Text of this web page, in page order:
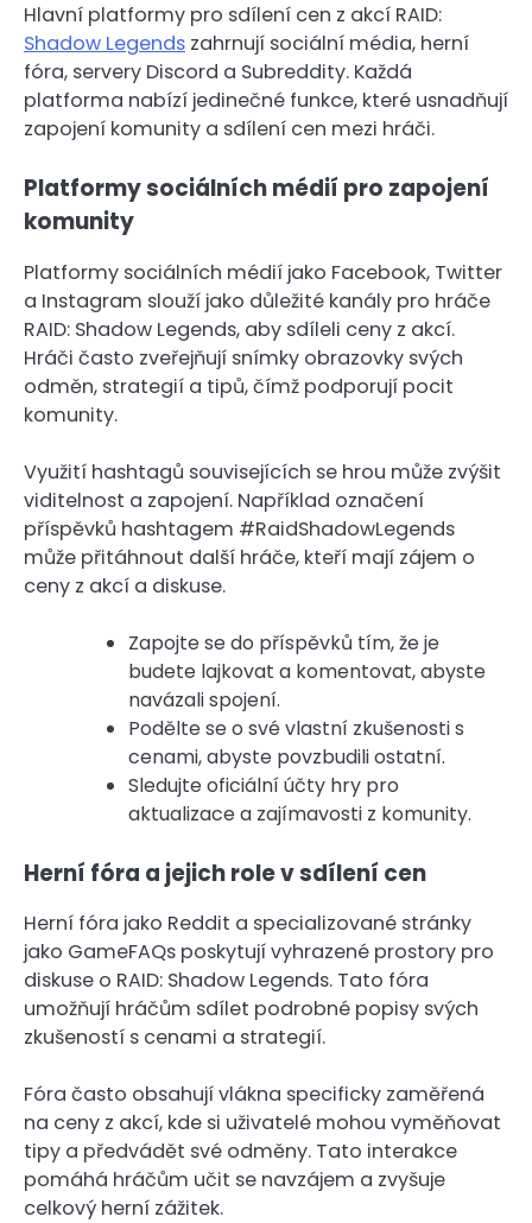
Hlavní platformy pro sdílení cen z akcí RAID:
Shadow Legends zahrnují sociální média, herní
fóra, servery Discord a Subreddity. Každá
platforma nabízí jedinečné funkce, které usnadňují
zapojení komunity a sdílení cen mezi hráči.
Platformy sociálních médií pro zapojení
komunity
Platformy sociálních médií jako Facebook, Twitter
a Instagram slouží jako důležité kanály pro hráče
RAID: Shadow Legends, aby sdíleli ceny z akcí.
Hráči často zveřejňují snímky obrazovky svých
odměn, strategií a tipů, čímž podporují pocit
komunity.
Využití hashtagů souvisejících se hrou může zvýšit
viditelnost a zapojení. Například označení
příspěvků hashtagem #RaidShadowLegends
může přitáhnout další hráče, kteří mají zájem o
ceny z akcí a diskuse.
Zapojte se do příspěvků tím, že je
budete lajkovat a komentovat, abyste
navázali spojení.
Podělte se o své vlastní zkušenosti s
cenami, abyste povzbudili ostatní.
Sledujte oficiální účty hry pro
aktualizace a zajímavosti z komunity.
Herní fóra a jejich role v sdílení cen
Herní fóra jako Reddit a specializované stránky
jako GameFAQs poskytují vyhrazené prostory pro
diskuse o RAID: Shadow Legends. Tato fóra
umožňují hráčům sdílet podrobné popisy svých
zkušeností s cenami a strategií.
Fóra často obsahují vlákna specificky zaměřená
na ceny z akcí, kde si uživatelé mohou vyměňovat
tipy a předvádět své odměny. Tato interakce
pomáhá hráčům učit se navzájem a zvyšuje
celkový herní zážitek.